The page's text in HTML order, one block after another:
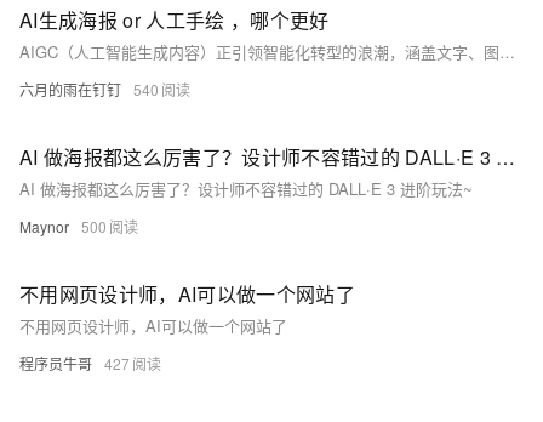
AI生成海报 or 人工手绘 ，哪个更好
AIGC（人工智能生成内容）正引领智能化转型的浪潮，涵盖文字、图片、音频等多种形式。AI生成海报以其速度快、设计酷炫、创意无限和成本低等优势脱颖而出，尤其适合中小企业和个人。相比人工手绘海报虽富有情感和温度，但耗时较长且成本较高，AI生成海报更显高效便捷。两者各具特色，但在快节奏的今天，AI生成海报无疑是更省时省力的选择。
六月的雨在钉钉 540
AI 做海报都这么厉害了？设计师不容错过的 DALL·E 3 进阶玩法~
AI 做海报都这么厉害了？设计师不容错过的 DALL·E 3 进阶玩法~
Maynor 500
不用网页设计师，AI可以做一个网站了
不用网页设计师，AI可以做一个网站了
程序员牛哥 427